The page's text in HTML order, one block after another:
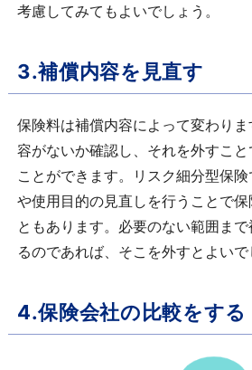
考慮してみてもよいでしょう。
3.補償内容を見直す
保険料は補償内容によって変わり
容がないか確認し、それを外すこ
ことができます。リスク細分型保
や使用目的の見直しを行うことで
ともあります。必要のない範囲ま
るのであれば、そこを外すとよいで
4.保険会社の比較をする